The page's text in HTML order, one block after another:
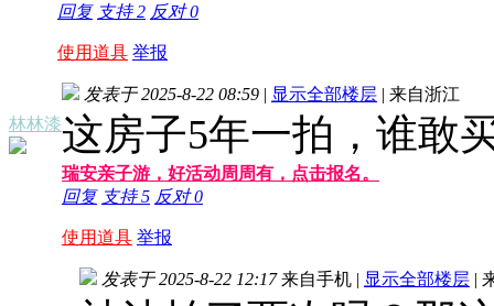
回复 支持2 反对0
使用道具 举报
林林漆
发表于 2025-8-22 08:59 | 显示全部楼层 | 来自浙江
这房子5年一拍，谁敢
瑞安亲子游，好活动周周有，点击报名。
回复 支持5 反对0
使用道具 举报
发表于 2025-8-22 12:17 来自手机 | 显示全部楼层 |